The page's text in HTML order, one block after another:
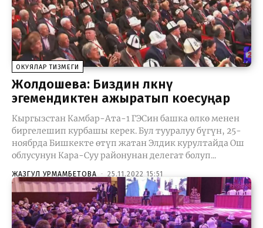
ОКУЯЛАР ТИЗМЕГИ
Жолдошева: Биздин өлкөнү
эгемендиктен ажыратып коесуңар
Кыргызстан Камбар-Ата-1 ГЭСин башка өлкө менен
биргелешип курбашы керек. Бул тууралуу бүгүн, 25-
ноябрда Бишкекте өтүп жатан Элдик курултайда Ош
облусунун Кара-Суу районунан делегат болуп...
ЖАЗГУЛ УРМАМБЕТОВА - 25.11.2022 15:51